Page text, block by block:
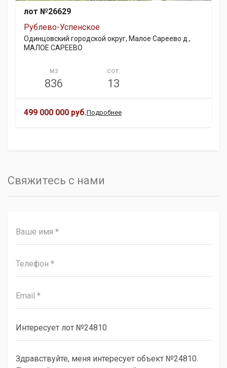
лот №26629
Рублево-Успенское
Одинцовский городской округ, Малое Сареево д.,
МАЛОЕ САРЕЕВО
М2
836
СОТ.
13
499 000 000 руб.Подробнее
Свяжитесь с нами